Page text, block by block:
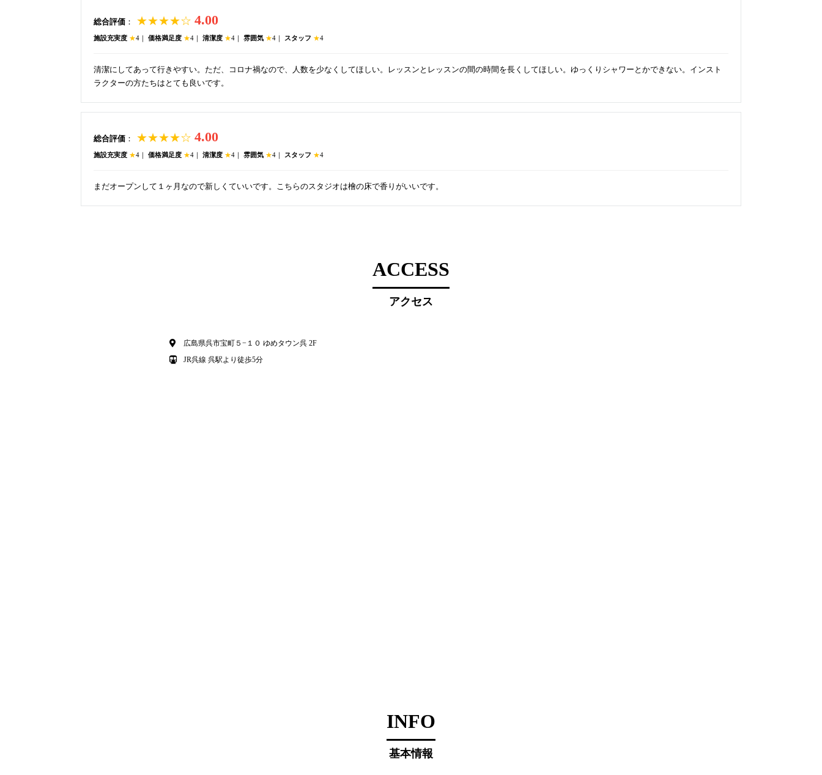
総合評価 ： ★★★★☆ 4.00
施設充実度 ★4｜ 価格満足度 ★4｜ 清潔度 ★4｜ 雰囲気 ★4｜ スタッフ ★4
清潔にしてあって行きやすい。ただ、コロナ禍なので、人数を少なくしてほしい。レッスンとレッスンの間の時間を長くしてほしい。ゆっくりシャワーとかできない。インスト
ラクターの方たちはとても良いです。
総合評価 ： ★★★★☆ 4.00
施設充実度 ★4｜ 価格満足度 ★4｜ 清潔度 ★4｜ 雰囲気 ★4｜ スタッフ ★4
まだオープンして１ヶ月なので新しくていいです。こちらのスタジオは檜の床で香りがいいです。
ACCESS
アクセス
広島県呉市宝町５−１０ ゆめタウン呉 2F
JR呉線 呉駅より徒歩5分
INFO
基本情報